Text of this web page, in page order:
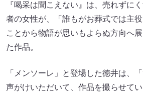
『喝采は聞こえない』は、売れずに
者の女性が、「誰もがお葬式では主
ことから物語が思いもよらぬ方向へ
た作品。
「メンソーレ」と登場した徳井は、
声がけいただいて、作品を撮らせてい